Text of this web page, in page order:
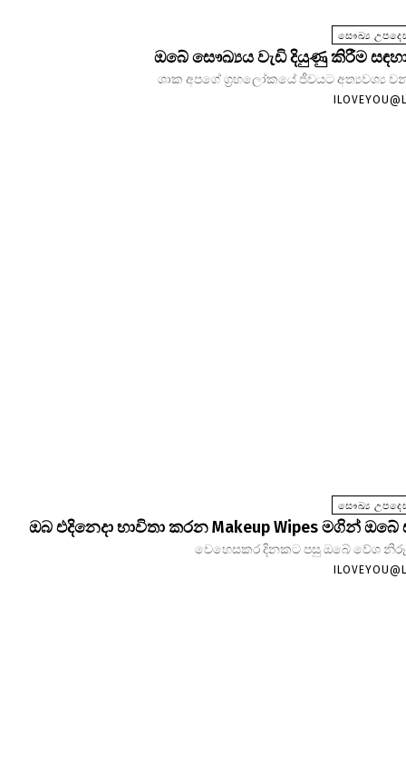
සෞඛ්‍ය
ඔබේ සෞඛ්‍යය වැඩි දියුණු කිරීම
ශාක අපගේ ග්‍රහලෝකයේ ජීවයට අත්‍යවශ්‍ය
සෞඛ්‍ය
ඔබ එදිනෙදා භාවිතා කරන Makeup Wipes මගින්
වෙහෙසකර දිනකට පසු ඔබේ වේශ